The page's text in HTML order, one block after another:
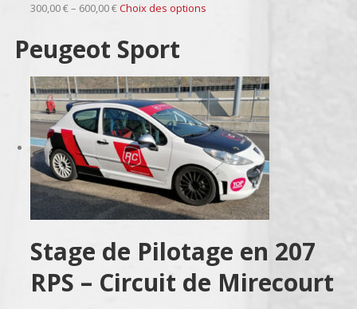
300,00 € – 600,00 €Choix des options
Peugeot Sport
Stage de Pilotage en 207
RPS – Circuit de Mirecourt